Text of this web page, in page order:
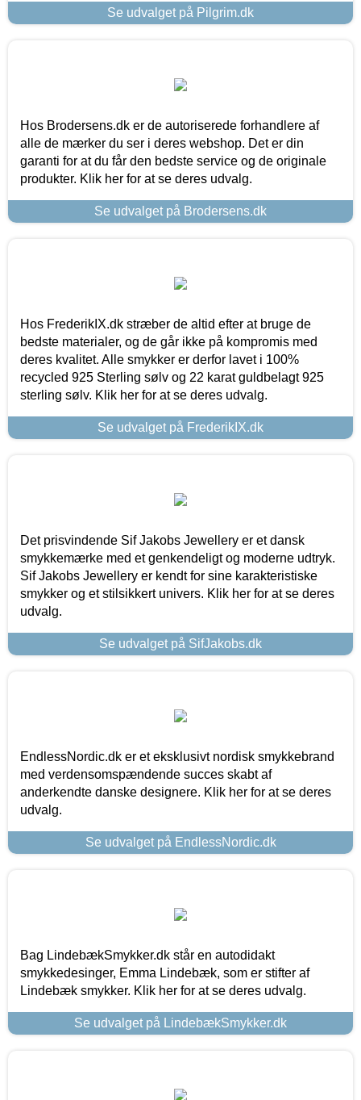
Se udvalget på Pilgrim.dk
Hos Brodersens.dk er de autoriserede forhandlere af
alle de mærker du ser i deres webshop. Det er din
garanti for at du får den bedste service og de originale
produkter. Klik her for at se deres udvalg.
Se udvalget på Brodersens.dk
Hos FrederikIX.dk stræber de altid efter at bruge de
bedste materialer, og de går ikke på kompromis med
deres kvalitet. Alle smykker er derfor lavet i 100%
recycled 925 Sterling sølv og 22 karat guldbelagt 925
sterling sølv. Klik her for at se deres udvalg.
Se udvalget på FrederikIX.dk
Det prisvindende Sif Jakobs Jewellery er et dansk
smykkemærke med et genkendeligt og moderne udtryk.
Sif Jakobs Jewellery er kendt for sine karakteristiske
smykker og et stilsikkert univers. Klik her for at se deres
udvalg.
Se udvalget på SifJakobs.dk
EndlessNordic.dk er et eksklusivt nordisk smykkebrand
med verdensomspændende succes skabt af
anderkendte danske designere. Klik her for at se deres
udvalg.
Se udvalget på EndlessNordic.dk
Bag LindebækSmykker.dk står en autodidakt
smykkedesinger, Emma Lindebæk, som er stifter af
Lindebæk smykker. Klik her for at se deres udvalg.
Se udvalget på LindebækSmykker.dk